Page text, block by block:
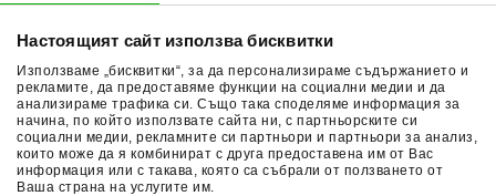
Настоящият сайт използва бисквитки
Използваме „бисквитки“, за да персонализираме съдържанието и
рекламите, да предоставяме функции на социални медии и да
анализираме трафика си. Също така споделяме информация за
начина, по който използвате сайта ни, с партньорските си
социални медии, рекламните си партньори и партньори за анализ,
които може да я комбинират с друга предоставена им от Вас
информация или с такава, която са събрали от ползването от
Ваша страна на услугите им.
Начини плащане
Връщане на стока
Общи условия
Поверителност
Политика за бисквитки
Гуми за мотор
Очила за мотор
Раници за мотор
Ръкавици за мотор
Части за мотор